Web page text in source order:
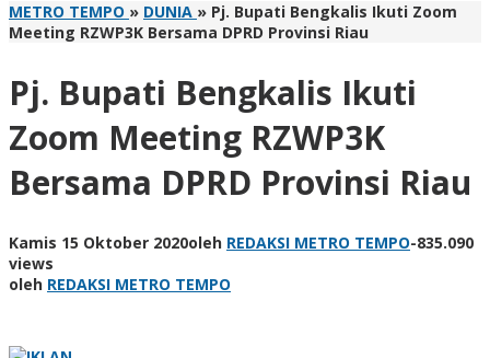
METRO TEMPO » DUNIA » Pj. Bupati Bengkalis Ikuti Zoom
Meeting RZWP3K Bersama DPRD Provinsi Riau
Pj. Bupati Bengkalis Ikuti
Zoom Meeting RZWP3K
Bersama DPRD Provinsi Riau
Kamis 15 Oktober 2020oleh REDAKSI METRO TEMPO-835.090
views
oleh REDAKSI METRO TEMPO